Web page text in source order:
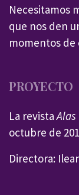
Necesitamos
que nos den
momentos de
PROYECTO
La revistaAlas
octubre de
Directora: